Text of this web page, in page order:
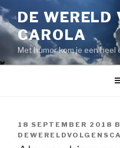
Skip
to
content
DE WERELD
CAROLA
Met humor kom je een heel
POSTED
ON
18 SEPTEMBER 2018